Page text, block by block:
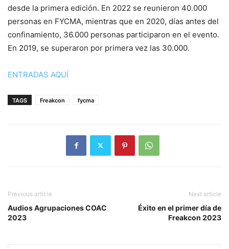
desde la primera edición. En 2022 se reunieron 40.000
personas en FYCMA, mientras que en 2020, días antes del
confinamiento, 36.000 personas participaron en el evento.
En 2019, se superaron por primera vez las 30.000.
ENTRADAS AQUÍ
TAGS Freakcon fycma
Previous article
Audios Agrupaciones COAC
2023
Next article
Éxito en el primer día de
Freakcon 2023